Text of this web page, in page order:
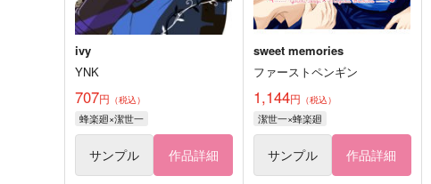
ivy
YNK
707円 （税込）
蜂楽廻×潔世一
サンプル 作品詳細
sweet memories
ファーストペンギン
1,144円 （税込）
潔世一×蜂楽廻
サンプル 作品詳細